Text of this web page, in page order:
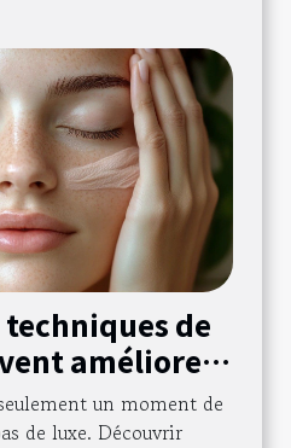
de
améliorer
?
un moment de
de luxe. Découvrir